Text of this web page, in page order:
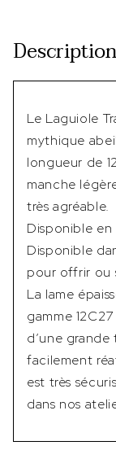
Description
Le Laguiole
mythique
longueur de
manche
très agréable.
Disponible
Disponible
pour offrir ou
La lame
gamme
d’une
facilement
est très
dans nos